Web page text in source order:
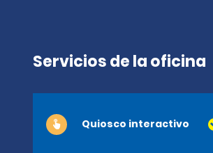
Servicios de la oficina
Quiosco interactivo